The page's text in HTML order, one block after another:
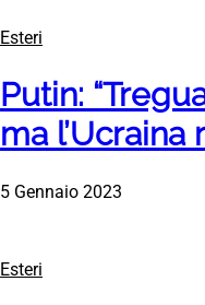
Esteri
Putin:
ma l’Ucraina
5 Gennaio 2023
Esteri